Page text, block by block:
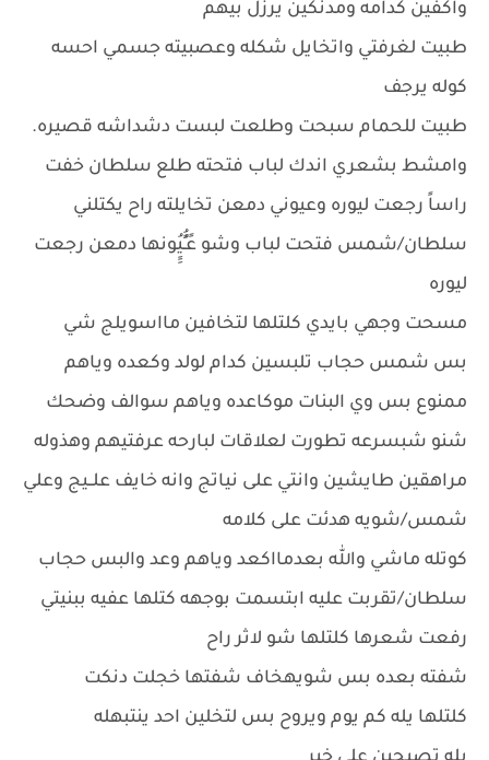
واكفين كدامه ومدنكين يرزل بيهم
طبيت لغرفتي واتخايل شكله وعصبيته جسمي احسه
كوله يرجف
طبيت للحمام سبحت وطلعت لبست دشداشه قصيره.
وامشط بشعري اندك لباب فتحته طلع سلطان خفت
راساً رجعت ليوره وعيوني دمعن تخايلته راح يكتلني
سلطان/شمس فتحت لباب وشو عًـٍُُيُِِِونها دمعن رجعت
ليوره
مسحت وجهي بايدي كلتلها لتخافين مااسويلج شي
بس شمس حجاب تلبسين كدام لولد وكعده وياهم
ممنوع بس وي البنات موكاعده وياهم سوالف وضحك
شنو شبسرعه تطورت لعلاقات لبارحه عرفتيهم وهذوله
مراهقين طايشين وانتي على نياتج وانه خايف علــيج وعلي
شمس/شويه هدئت على كلامه
كوتله ماشي والله بعدمااكعد وياهم وعد والبس حجاب
سلطان/تقربت عليه ابتسمت بوجهه كتلها عفيه ببنيتي
رفعت شعرها كلتلها شو لاثر راح
شفته بعده بس شويهخاف شفتها خجلت دنكت
كلتلها يله كم يوم ويروح بس لتخلين احد ينتبهله